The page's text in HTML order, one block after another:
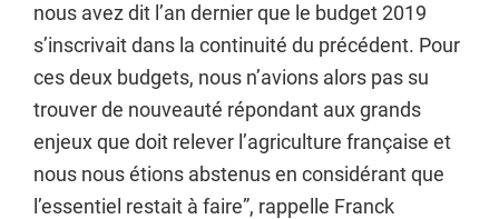
nous avez dit l’an dernier que le budget 2019
s’inscrivait dans la continuité du précédent. Pour
ces deux budgets, nous n’avions alors pas su
trouver de nouveauté répondant aux grands
enjeux que doit relever l’agriculture française et
nous nous étions abstenus en considérant que
l’essentiel restait à faire”, rappelle Franck